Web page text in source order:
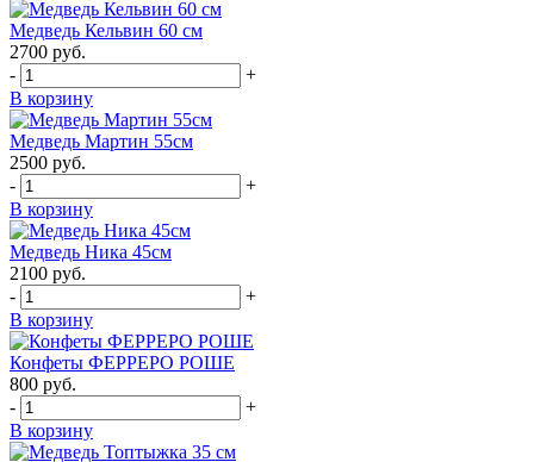
Медведь Кельвин 60 см
2700 руб.
-
+
В корзину
Медведь Мартин 55см
2500 руб.
-
+
В корзину
Медведь Ника 45см
2100 руб.
-
+
В корзину
Конфеты ФЕРРЕРО РОШЕ
800 руб.
-
+
В корзину